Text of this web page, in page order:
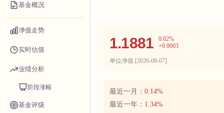
基金概况
净值走势
实时估值
业绩分析
阶段涨幅
基金评级
1.1881
0.02%
+0.0003
单位净值 [2026-08-07]
最近一月： 0.14%
最近一年： 1.34%